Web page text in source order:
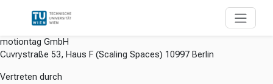
motiontag GmbH
Cuvrystraße 53, Haus F (Scaling Spaces) 10997 Berlin
Vertreten durch